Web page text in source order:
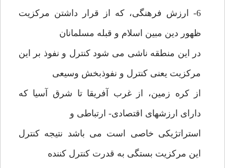
6- ارزش فرهنگی، که از قرار داشتن مرکزیت
ظهور دین مبین اسلام و قبله مسلمانان
در این منطقه ناشی می شود کنترل و نفوذ بر این
مرکزیت یعنی کنترل و نفوذبخش وسیعی
از کره زمین، از غرب آفریقا تا شرق آسیا که
دارای ارزشهای اقتصادی- ارتباطی و
استراتژیکی خاصی است می باشد نتیجه کنترل
این مرکزیت بستگی به قدرت کنترل کننده